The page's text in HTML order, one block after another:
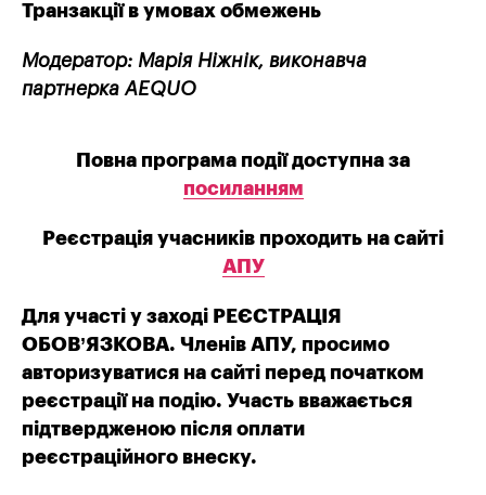
Транзакції в умовах обмежень
Модератор: Марія Ніжнік, виконавча
партнерка AEQUO
Повна програма події доступна за
посиланням
Реєстрація учасників проходить на сайті
АПУ
Для участі у заході РЕЄСТРАЦІЯ
ОБОВ’ЯЗКОВА. Членів АПУ, просимо
авторизуватися на сайті перед початком
реєстрації на подію. Участь вважається
підтвердженою після оплати
реєстраційного внеску.